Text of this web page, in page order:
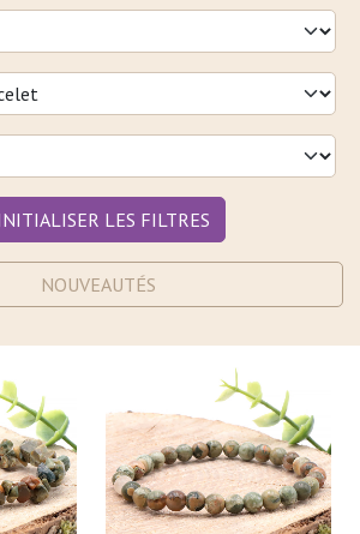
LES FILTRES
NOUVEAUTÉS